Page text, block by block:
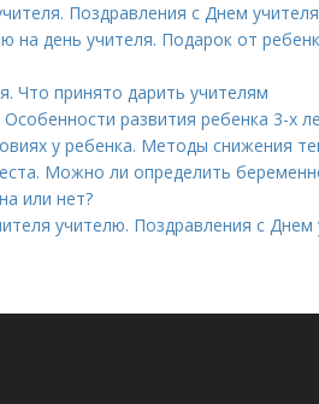
Поздравления с Днем
день учителя. Подарок от
Что принято дарить учителям
развития ребенка 3-х
у ребенка. Методы снижения
Можно ли определить
или нет?
учителю. Поздравления с Днем